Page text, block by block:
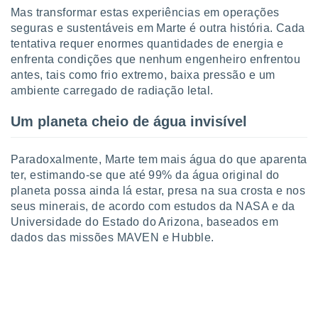
se
tal,
seu
ou opor-
qualquer
em “
o
de
Mas transformar estas experiências em operações
seguras e sustentáveis em Marte é outra história. Cada
tentativa requer enormes quantidades de energia e
enfrenta condições que nenhum engenheiro enfrentou
antes, tais como frio extremo, baixa pressão e um
ambiente carregado de radiação letal.
Um planeta cheio de água invisível
Paradoxalmente, Marte tem mais água do que aparenta
ter, estimando-se que até 99% da água original do
planeta possa ainda lá estar, presa na sua crosta e nos
seus minerais, de acordo com estudos da NASA e da
Universidade do Estado do Arizona, baseados em
dados das missões MAVEN e Hubble.